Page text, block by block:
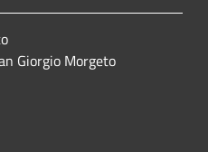
Giorgio Morgeto